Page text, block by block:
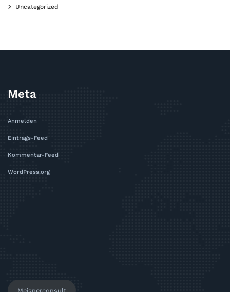
Uncategorized
Meta
Anmelden
Eintrags-Feed
Kommentar-Feed
WordPress.org